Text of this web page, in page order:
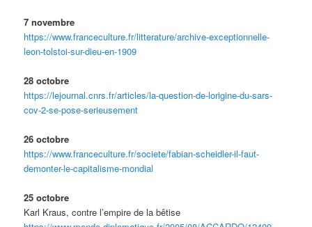
7 novembre
https://www.franceculture.fr/litterature/archive-exceptionnelle-
leon-tolstoi-sur-dieu-en-1909
28 octobre
https://lejournal.cnrs.fr/articles/la-question-de-lorigine-du-sars-
cov-2-se-pose-serieusement
26 octobre
https://www.franceculture.fr/societe/fabian-scheidler-il-faut-
demonter-le-capitalisme-mondial
25 octobre
Karl Kraus, contre l’empire de la bêtise